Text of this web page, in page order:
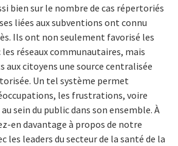
bien sur le nombre de cas répertoriés
liées aux subventions ont connu
Ils ont non seulement favorisé les
réseaux communautaires, mais
citoyens une source centralisée
Un tel système permet
les frustrations, voire
sein du public dans son ensemble. À
en davantage à propos de notre
les leaders du secteur de la santé de la